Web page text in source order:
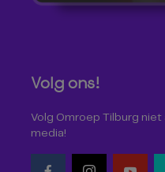
Volg ons!
Volg Omroep Tilburg niet
media!